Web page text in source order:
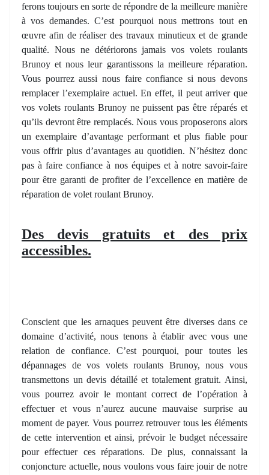
ferons toujours en sorte de répondre de la meilleure manière
à vos demandes. C’est pourquoi nous mettrons tout en
œuvre afin de réaliser des travaux minutieux et de grande
qualité. Nous ne détériorons jamais vos volets roulants
Brunoy et nous leur garantissons la meilleure réparation.
Vous pourrez aussi nous faire confiance si nous devons
remplacer l’exemplaire actuel. En effet, il peut arriver que
vos volets roulants Brunoy ne puissent pas être réparés et
qu’ils devront être remplacés. Nous vous proposerons alors
un exemplaire d’avantage performant et plus fiable pour
vous offrir plus d’avantages au quotidien. N’hésitez donc
pas à faire confiance à nos équipes et à notre savoir-faire
pour être garanti de profiter de l’excellence en matière de
réparation de volet roulant Brunoy.
Des devis gratuits et des prix
accessibles.
Conscient que les arnaques peuvent être diverses dans ce
domaine d’activité, nous tenons à établir avec vous une
relation de confiance. C’est pourquoi, pour toutes les
dépannages de vos volets roulants Brunoy, nous vous
transmettons un devis détaillé et totalement gratuit. Ainsi,
vous pourrez avoir le montant correct de l’opération à
effectuer et vous n’aurez aucune mauvaise surprise au
moment de payer. Vous pourrez retrouver tous les éléments
de cette intervention et ainsi, prévoir le budget nécessaire
pour effectuer ces réparations. De plus, connaissant la
conjoncture actuelle, nous voulons vous faire jouir de notre